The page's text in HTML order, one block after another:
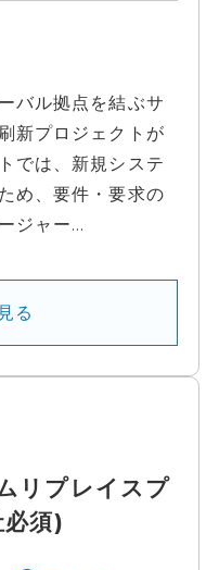
バル拠点を結ぶサ
新プロジェクトが
では、新規システ
め、要件・要求の
ジャー...
る
リプレイスプ
須)